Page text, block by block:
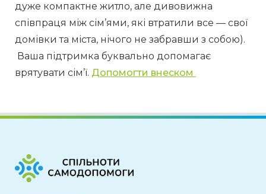
дуже компактне житло, але дивовижна
співпраця між сім’ями, які втратили все — свої
домівки та міста, нічого не забравши з собою).
врятувати сім’ї. Допомогти внеском